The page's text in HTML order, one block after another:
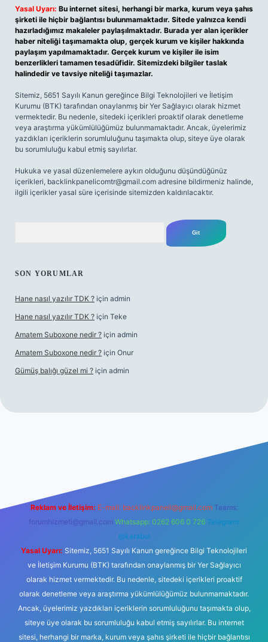
Yasal Uyarı: Bu internet sitesi, herhangi bir marka, kurum veya şahıs
şirketi ile hiçbir bağlantısı bulunmamaktadır. Sitede yalnızca kendi
hazırladığımız makaleler paylaşılmaktadır. Burada yer alan içerikler
haber niteliği taşımamakta olup, gerçek kurum ve kişiler hakkında
paylaşım yapılmamaktadır. Gerçek kurum ve kişiler ile isim
benzerlikleri tamamen tesadüfidir. Sitemizdeki bilgiler taslak
halindedir ve tavsiye niteliği taşımazlar.
Sitemiz, 5651 Sayılı Kanun gereğince Bilgi Teknolojileri ve İletişim
Kurumu (BTK) tarafından onaylanmış bir Yer Sağlayıcı olarak hizmet
vermektedir. Bu nedenle, sitedeki içerikleri proaktif olarak denetleme
veya araştırma yükümlülüğümüz bulunmamaktadır. Ancak, üyelerimiz
yazdıkları içeriklerin sorumluluğunu taşımakta olup, siteye üye olarak
bu sorumluluğu kabul etmiş sayılırlar.
Hukuka ve yasal düzenlemelere aykırı olduğunu düşündüğünüz
içerikleri, backlinkpanelicomtr@gmail.com adresine bildirmeniz halinde,
ilgili içerikler yasal süre içerisinde sitemizden kaldırılacaktır.
SON YORUMLAR
Hane nasıl yazılır TDK ? için admin
Hane nasıl yazılır TDK ? için Teke
Amatem Suboxone nedir ? için admin
Amatem Suboxone nedir ? için Onur
Gümüş balığı güzel mi ? için admin
Reklam ve İletişim: E-mail: backlinkpaneli@gmail.com Teams:
forumhizmeti@gmail.com Whatsapp: 0262 606 0 726 Telegram:
@karabul
Yasal Uyarı: Sitemiz, 5651 Sayılı Kanun gereğince Bilgi Teknolojileri
ve İletişim Kurumu (BTK) tarafından onaylanmış bir Yer Sağlayıcı
olarak hizmet vermektedir. Bu nedenle, sitedeki içerikleri proaktif
olarak denetleme veya araştırma yükümlülüğümüz bulunmamaktadır.
Ancak, üyelerimiz yazdıkları içeriklerin sorumluluğunu taşımakta olup,
siteye üye olarak bu sorumluluğu kabul etmiş sayılırlar. Bu internet
sitesi, herhangi bir marka, kurum veya şahıs şirketi ile hiçbir bağlantısı